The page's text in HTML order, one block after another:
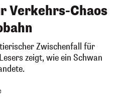
Verkehrs-Chaos
Zwischenfall für
zeigt, wie ein Schwan